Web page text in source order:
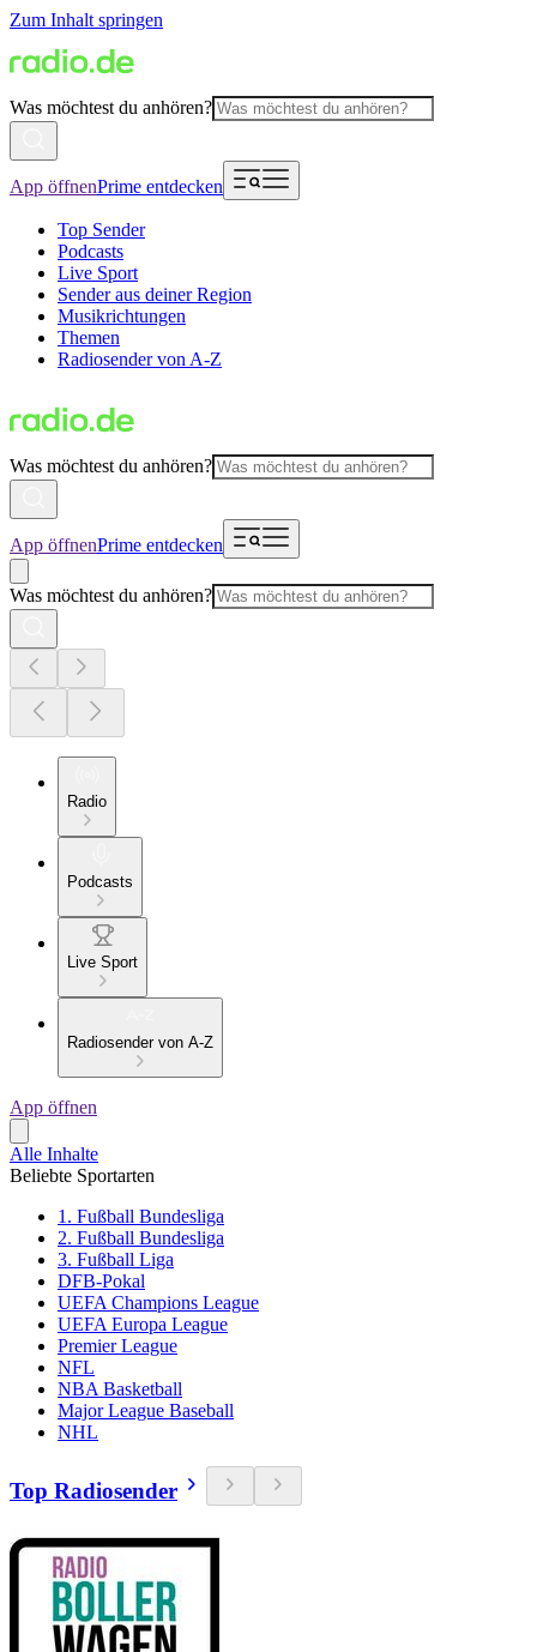
Zum Inhalt springen
Was möchtest du anhören?
App öffnenPrime entdecken
Top Sender
Podcasts
Live Sport
Sender aus deiner Region
Musikrichtungen
Themen
Radiosender von A-Z
Was möchtest du anhören?
App öffnenPrime entdecken
Was möchtest du anhören?
Radio
Podcasts
Live Sport
Radiosender von A-Z
App öffnen
Alle Inhalte
Beliebte Sportarten
1. Fußball Bundesliga
2. Fußball Bundesliga
3. Fußball Liga
DFB-Pokal
UEFA Champions League
UEFA Europa League
Premier League
NFL
NBA Basketball
Major League Baseball
NHL
Top Radiosender